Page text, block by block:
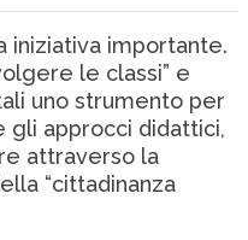
iniziativa importante.
le classi” e
uno strumento per
approcci didattici,
attraverso la
“cittadinanza